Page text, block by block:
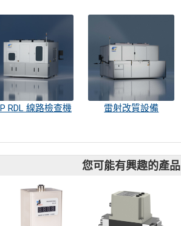
RDL 線路檢查機 雷射改質設備
您可能有興趣的產品